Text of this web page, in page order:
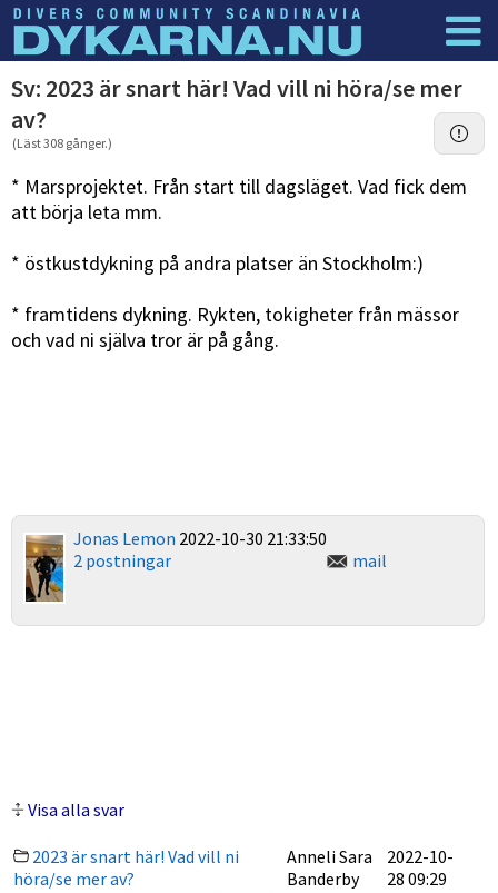
Dyknyheter Logga in
Sv: 2023 är snart här! Vad vill ni höra/se mer
av?
(Läst 308 gånger.)
* Marsprojektet. Från start till dagsläget. Vad fick dem
att börja leta mm.
* östkustdykning på andra platser än Stockholm:)
* framtidens dykning. Rykten, tokigheter från mässor
och vad ni själva tror är på gång.
Jonas Lemon 2022-10-30 21:33:50
2 postningar
mail
Visa alla svar
2023 är snart här! Vad vill ni
höra/se mer av?
Anneli Sara
Banderby
2022-10-
28 09:29